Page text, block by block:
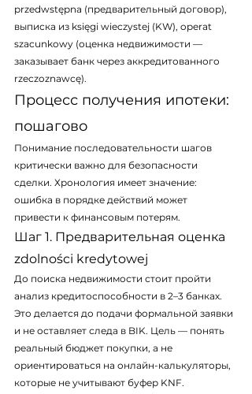
przedwstępna (предварительный договор),
выписка из księgi wieczystej (KW), operat
szacunkowy (оценка недвижимости —
заказывает банк через аккредитованного
rzeczoznawcę).
Процесс получения ипотеки:
пошагово
Понимание последовательности шагов
критически важно для безопасности
сделки. Хронология имеет значение:
ошибка в порядке действий может
привести к финансовым потерям.
Шаг 1. Предварительная оценка
zdolności kredytowej
До поиска недвижимости стоит пройти
анализ кредитоспособности в 2–3 банках.
Это делается до подачи формальной заявки
и не оставляет следа в BIK. Цель — понять
реальный бюджет покупки, а не
ориентироваться на онлайн-калькуляторы,
которые не учитывают буфер KNF.